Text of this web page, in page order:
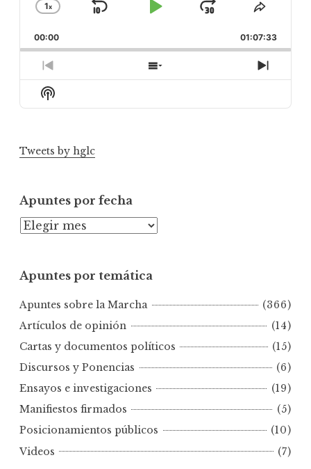
Change
Rate
1x
Skip
Play
Jump
Forward
Share
00:00 01:07:33
Previous
Episode
Show
Episodes
Next
Show
Podcast
Tweets by hglc
Apuntes por fecha
A
n
e
s
p
f
e
c
a
Apuntes por temática
Apuntes sobre la Marcha
(366)
Artículos de opinión
(14)
Cartas y documentos políticos
(15)
Discursos y Ponencias
(6)
Ensayos e investigaciones
(19)
Manifiestos firmados
(5)
Posicionamientos públicos
(10)
Videos
(7)